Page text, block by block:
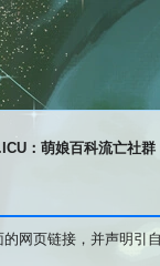
：萌娘百科流亡社
网页链接，并声明引